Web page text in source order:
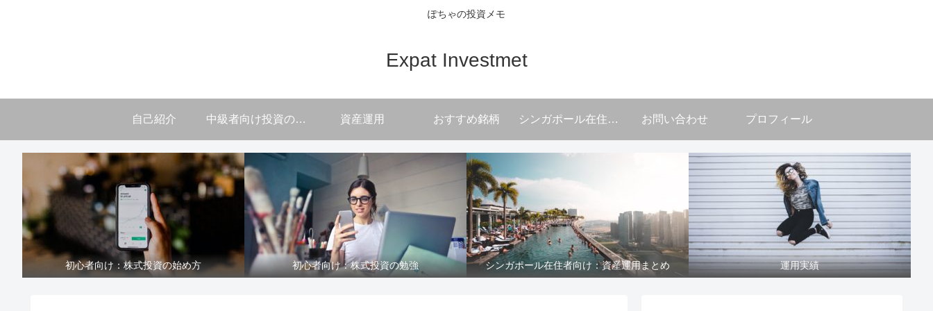
ぽちゃの投資メモ
Expat Investmet
自己紹介 中級者向け投資の学び 資産運用 おすすめ銘柄 シンガポール在住者向け お問い合わせ プロフィール
初心者向け：株式投資の始め方 初心者向け：株式投資の勉強 シンガポール在住者向け：資産運用まとめ 運用実績